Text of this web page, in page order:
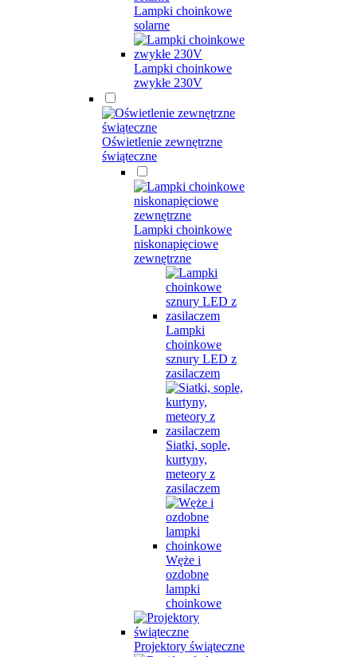
Lampki choinkowe
solarne
Lampki choinkowe
zwykłe 230V
Oświetlenie zewnętrzne
świąteczne
Lampki choinkowe
niskonapięciowe
zewnętrzne
Lampki
choinkowe
sznury LED z
zasilaczem
Siatki, sople,
kurtyny,
meteory z
zasilaczem
Węże i
ozdobne
lampki
choinkowe
Projektory świąteczne